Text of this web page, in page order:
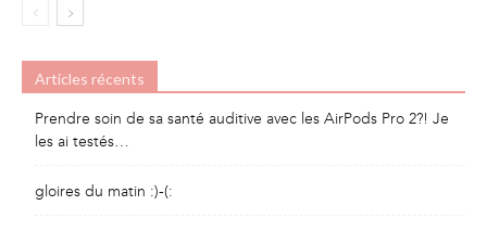
Articles récents
Prendre soin de sa santé auditive avec les AirPods Pro 2?! Je
les ai testés…
gloires du matin :)-(: